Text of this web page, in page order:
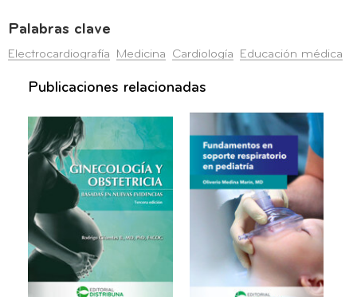
Palabras clave
Electrocardiografía Medicina Cardiología Educación médica
Publicaciones relacionadas
Ginecología y
Obstetricia
Basadas en
Nuevas
Evidencias
Basadas en nuevas
evidencias
2022
Fundamentos
en soporte
respiratorio en
pediatría
2022
30,00